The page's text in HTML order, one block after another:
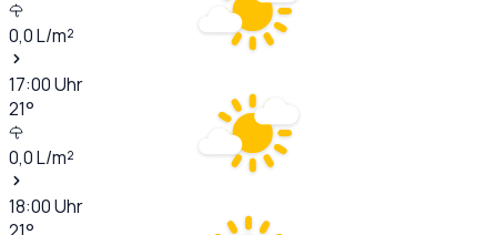
0,0L/m²
17:00Uhr
21°
0,0L/m²
18:00Uhr